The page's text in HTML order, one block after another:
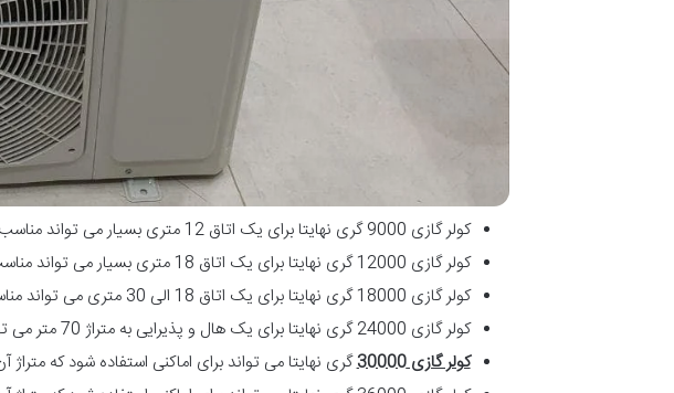
کولر گازی 9000 گری نهایتا برای یک اتاق 12 متری بسیار می تواند مناسب باشد.
کولر گازی 12000 گری نهایتا برای یک اتاق 18 متری بسیار می تواند مناسب باشد.
کولر گازی 18000 گری نهایتا برای یک اتاق 18 الی 30 متری می تواند مناسب باشد.
کولر گازی 24000 گری نهایتا برای یک هال و پذیرایی به متراژ 70 متر می تواند مناسب باشد.
کولر گازی 30000
گری نهایتا می تواند برای اماکنی استفاده شود که متراژ آن ها تا